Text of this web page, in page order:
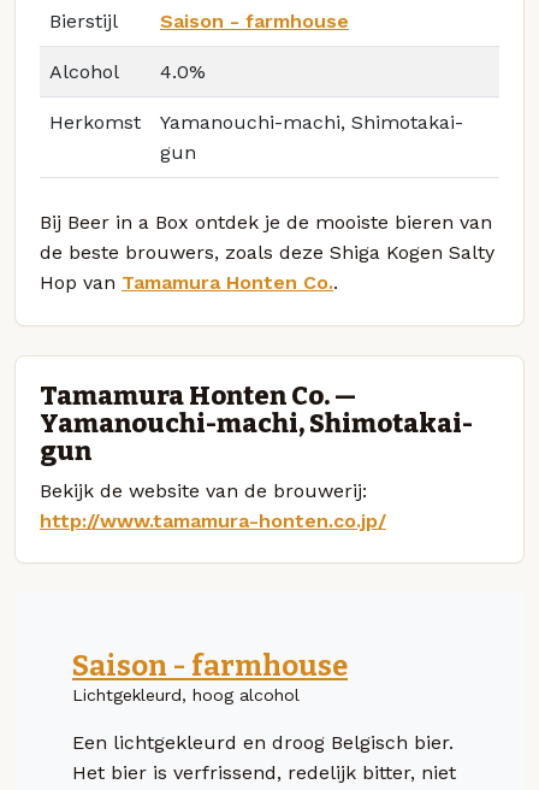
Bierstijl Saison - farmhouse
Alcohol 4.0%
Herkomst
Yamanouchi-machi, Shimotakai-
gun
Bij Beer in a Box ontdek je de mooiste bieren van
de beste brouwers, zoals deze Shiga Kogen Salty
Hop van Tamamura Honten Co..
Tamamura Honten Co. —
Yamanouchi-machi, Shimotakai-
gun
Bekijk de website van de brouwerij:
http://www.tamamura-honten.co.jp/
Saison - farmhouse
Lichtgekleurd, hoog alcohol
Een lichtgekleurd en droog Belgisch bier.
Het bier is verfrissend, redelijk bitter, niet